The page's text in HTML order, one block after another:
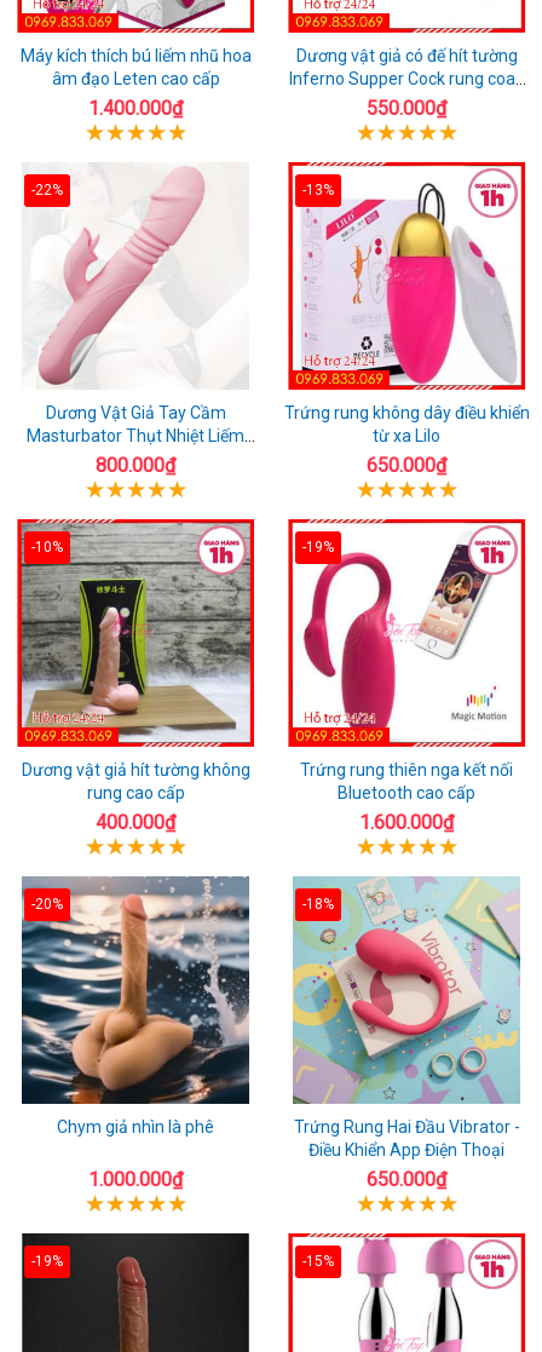
Máy kích thích bú liếm nhũ hoa
âm đạo Leten cao cấp
1.400.000₫
Dương vật giả có đế hít tường
Inferno Supper Cock rung coay
7 chế độ
550.000₫
-22%
Dương Vật Giả Tay Cầm
Masturbator Thụt Nhiệt Liếm
Rung
800.000₫
-13%
Trứng rung không dây điều khiển
từ xa Lilo
650.000₫
-10%
Dương vật giả hít tường không
rung cao cấp
400.000₫
-19%
Trứng rung thiên nga kết nối
Bluetooth cao cấp
1.600.000₫
-20%
Chym giả nhìn là phê
1.000.000₫
-18%
Trứng Rung Hai Đầu Vibrator -
Điều Khiển App Điện Thoại
650.000₫
-19% -15%